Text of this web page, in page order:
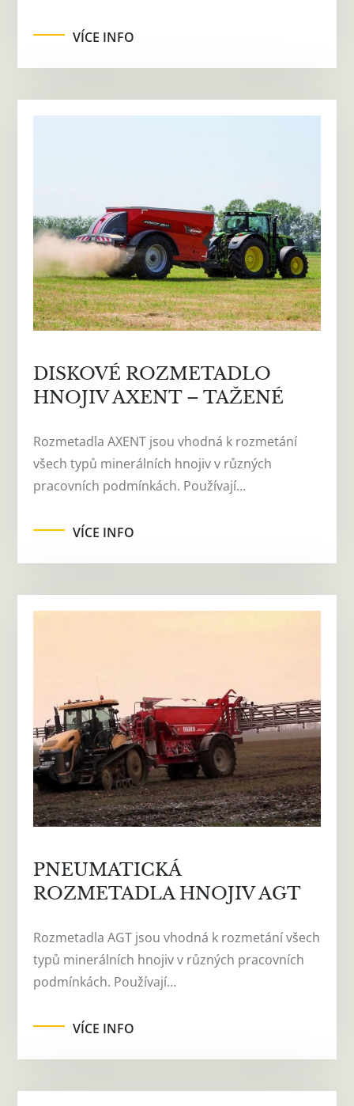
VÍCE INFO
DISKOVÉ ROZMETADLO
HNOJIV AXENT – TAŽENÉ
Rozmetadla AXENT jsou vhodná k rozmetání
všech typů minerálních hnojiv v různých
pracovních podmínkách. Používají…
VÍCE INFO
PNEUMATICKÁ
ROZMETADLA HNOJIV AGT
Rozmetadla AGT jsou vhodná k rozmetání všech
typů minerálních hnojiv v různých pracovních
podmínkách. Používají…
VÍCE INFO